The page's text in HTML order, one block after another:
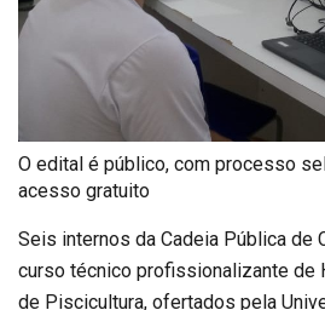
O edital é público, com processo
acesso gratuito
Seis internos da Cadeia Pública de
curso técnico profissionalizante de
de Piscicultura, ofertados pela